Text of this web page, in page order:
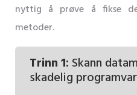
nyttig å prøve å fikse
metoder.
Trinn 1: Skann
skadelig